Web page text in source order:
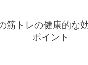
筋トレの健康的な
ポイント